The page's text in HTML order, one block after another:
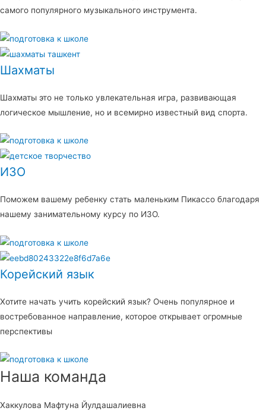
самого популярного музыкального инструмента.
Шахматы
Шахматы это не только увлекательная игра, развивающая
логическое мышление, но и всемирно известный вид спорта.
ИЗО
Поможем вашему ребенку стать маленьким Пикассо благодаря
нашему занимательному курсу по ИЗО.
Корейский язык
Хотите начать учить корейский язык? Очень популярное и
востребованное направление, которое открывает огромные
перспективы
Наша команда
Хаккулова Мафтуна Йулдашалиевна